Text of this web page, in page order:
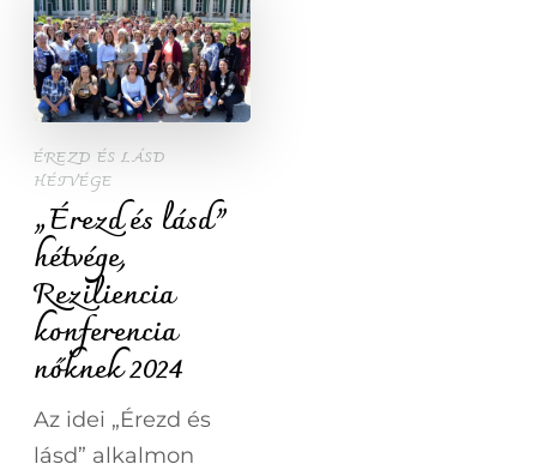
ÉREZD ÉS LÁSD
HÉTVÉGE
„Érezd és lásd”
hétvége,
Reziliencia
konferencia
nőknek 2024
Az idei „Érezd és
lásd” alkalmon